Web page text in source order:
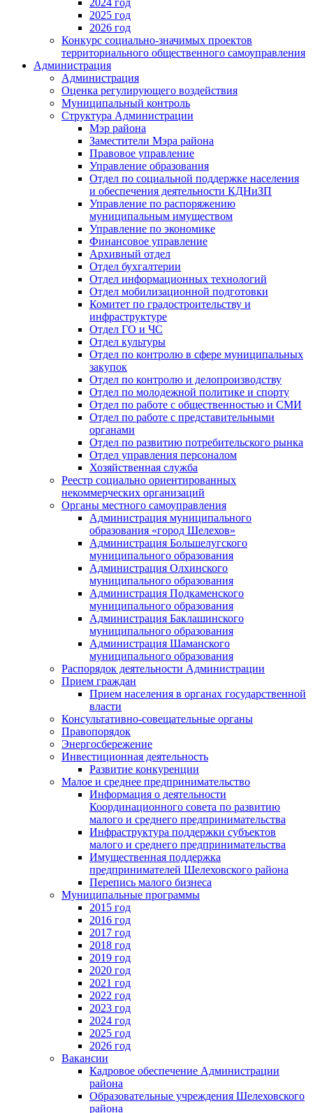
2025 год
2026 год
Конкурс социально-значимых проектов
территориального общественного самоуправления
Администрация
Администрация
Оценка регулирующего воздействия
Муниципальный контроль
Структура Администрации
Мэр района
Заместители Мэра района
Правовое управление
Управление образования
Отдел по социальной поддержке населения
и обеспечения деятельности КДНиЗП
Управление по распоряжению
муниципальным имуществом
Управление по экономике
Финансовое управление
Архивный отдел
Отдел бухгалтерии
Отдел информационных технологий
Отдел мобилизационной подготовки
Комитет по градостроительству и
инфраструктуре
Отдел ГО и ЧС
Отдел культуры
Отдел по контролю в сфере муниципальных
закупок
Отдел по контролю и делопроизводству
Отдел по молодежной политике и спорту
Отдел по работе с общественностью и СМИ
Отдел по работе с представительными
органами
Отдел по развитию потребительского рынка
Отдел управления персоналом
Хозяйственная служба
Реестр социально ориентированных
некоммерческих организаций
Органы местного самоуправления
Администрация муниципального
образования «город Шелехов»
Администрация Большелугского
муниципального образования
Администрация Олхинского
муниципального образования
Администрация Подкаменского
муниципального образования
Администрация Баклашинского
муниципального образования
Администрация Шаманского
муниципального образования
Распорядок деятельности Администрации
Прием граждан
Прием населения в органах государственной
власти
Консультативно-совещательные органы
Правопорядок
Энергосбережение
Инвестиционная деятельность
Развитие конкуренции
Малое и среднее предпринимательство
Информация о деятельности
Координационного совета по развитию
малого и среднего предпринимательства
Инфраструктура поддержки субъектов
малого и среднего предпринимательства
Имущественная поддержка
предпринимателей Шелеховского района
Перепись малого бизнеса
Муниципальные программы
2015 год
2016 год
2017 год
2018 год
2019 год
2020 год
2021 год
2022 год
2023 год
2024 год
2025 год
2026 год
Вакансии
Кадровое обеспечение Администрации
района
Образовательные учреждения Шелеховского
района